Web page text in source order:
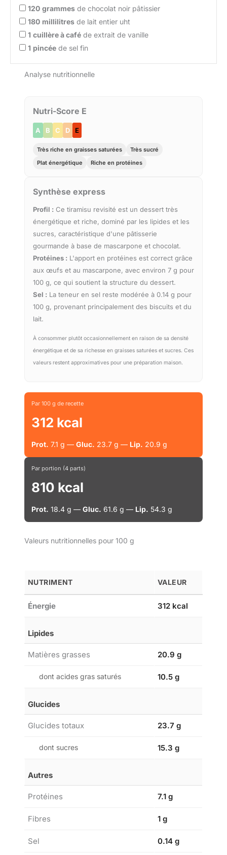
120 grammes de chocolat noir pâtissier
180 millilitres de lait entier uht
1 cuillère à café de extrait de vanille
1 pincée de sel fin
Analyse nutritionnelle
Nutri-Score E
A B C D E
Très riche en graisses saturées
Très sucré
Plat énergétique
Riche en protéines
Synthèse express
Profil : Ce tiramisu revisité est un dessert très
énergétique et riche, dominé par les lipides et les
sucres, caractéristique d'une pâtisserie
gourmande à base de mascarpone et chocolat.
Protéines : L'apport en protéines est correct grâce
aux œufs et au mascarpone, avec environ 7 g pour
100 g, ce qui soutient la structure du dessert.
Sel : La teneur en sel reste modérée à 0.14 g pour
100 g, provenant principalement des biscuits et du
lait.
À consommer plutôt occasionnellement en raison de sa densité
énergétique et de sa richesse en graisses saturées et sucres. Ces
valeurs restent approximatives pour une préparation maison.
Par 100 g de recette
312 kcal
Prot. 7.1 g — Gluc. 23.7 g — Lip. 20.9 g
Par portion (4 parts)
810 kcal
Prot. 18.4 g — Gluc. 61.6 g — Lip. 54.3 g
Valeurs nutritionnelles pour 100 g
NUTRIMENT VALEUR
Énergie 312 kcal
Lipides
Matières grasses 20.9 g
dont acides gras saturés 10.5 g
Glucides
Glucides totaux 23.7 g
dont sucres 15.3 g
Autres
Protéines 7.1 g
Fibres 1 g
Sel 0.14 g